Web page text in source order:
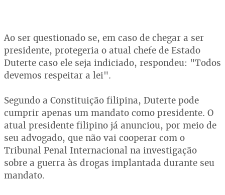
Ao ser questionado se, em caso de chegar a ser
presidente, protegeria o atual chefe de Estado
Duterte caso ele seja indiciado, respondeu: "Todos
devemos respeitar a lei".
Segundo a Constituição filipina, Duterte pode
cumprir apenas um mandato como presidente. O
atual presidente filipino já anunciou, por meio de
seu advogado, que não vai cooperar com o
Tribunal Penal Internacional na investigação
sobre a guerra às drogas implantada durante seu
mandato.